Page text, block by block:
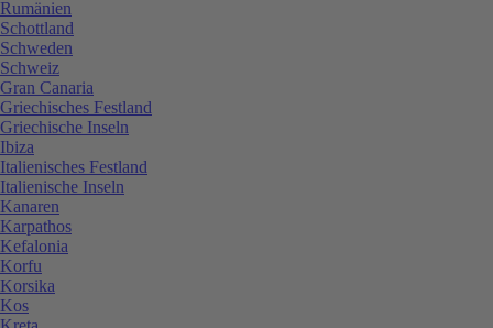
Rumänien
Schottland
Schweden
Schweiz
Gran Canaria
Griechisches Festland
Griechische Inseln
Ibiza
Italienisches Festland
Italienische Inseln
Kanaren
Karpathos
Kefalonia
Korfu
Korsika
Kos